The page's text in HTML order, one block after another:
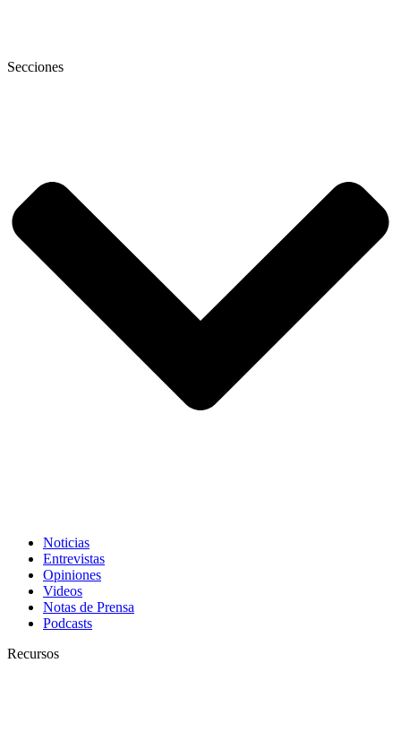
Secciones
Noticias
Entrevistas
Opiniones
Videos
Notas de Prensa
Podcasts
Recursos